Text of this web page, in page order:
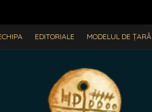
EDITORIALE MODELUL DE ȚARĂ